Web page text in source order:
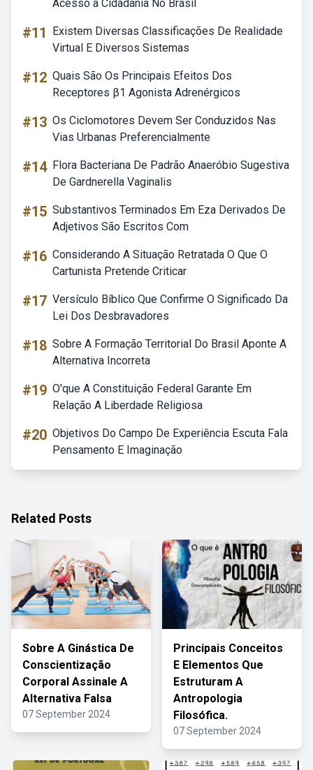
Acesso à Cidadania No Brasil
#11
Existem Diversas Classificações De Realidade
Virtual E Diversos Sistemas
#12 Quais São Os Principais Efeitos Dos
Receptores β1 Agonista Adrenérgicos
#13 Os Ciclomotores Devem Ser Conduzidos Nas
Vias Urbanas Preferencialmente
#14 Flora Bacteriana De Padrão Anaeróbio Sugestiva
De Gardnerella Vaginalis
#15 Substantivos Terminados Em Eza Derivados De
Adjetivos São Escritos Com
#16 Considerando A Situação Retratada O Que O
Cartunista Pretende Criticar
#17 Versículo Bíblico Que Confirme O Significado Da
Lei Dos Desbravadores
#18 Sobre A Formação Territorial Do Brasil Aponte A
Alternativa Incorreta
#19 O'que A Constituição Federal Garante Em
Relação A Liberdade Religiosa
#20 Objetivos Do Campo De Experiência Escuta Fala
Pensamento E Imaginação
Related Posts
Sobre A Ginástica De
Conscientização
Corporal Assinale A
Alternativa Falsa
07 September 2024
Principais Conceitos
E Elementos Que
Estruturam A
Antropologia
Filosófica.
07 September 2024